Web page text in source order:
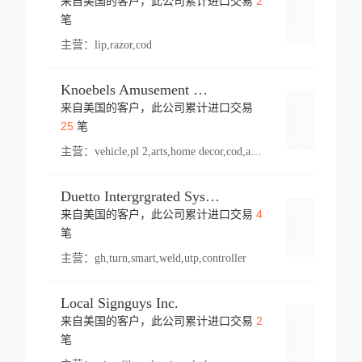
笔
主营： lip,razor,cod
Knoebels Amusement Resort
来自美国的客户，此公司累计进口交易
25笔
主营： vehicle,pl 2,arts,home decor,cod,amusement ride,sea
Duetto Intergrgrated Systems Inc.
来自美国的客户，此公司累计进口交易 4
笔
主营： gh,turn,smart,weld,utp,controller
Local Signguys Inc.
来自美国的客户，此公司累计进口交易 2
笔